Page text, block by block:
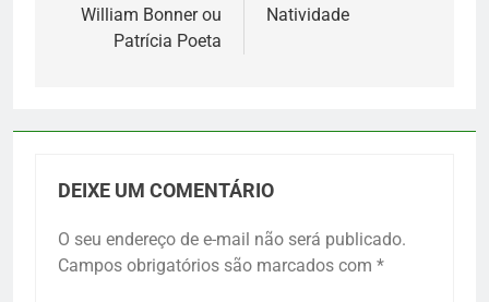
William Bonner ou
Patrícia Poeta
Natividade
DEIXE UM COMENTÁRIO
O seu endereço de e-mail não será publicado.
Campos obrigatórios são marcados com *